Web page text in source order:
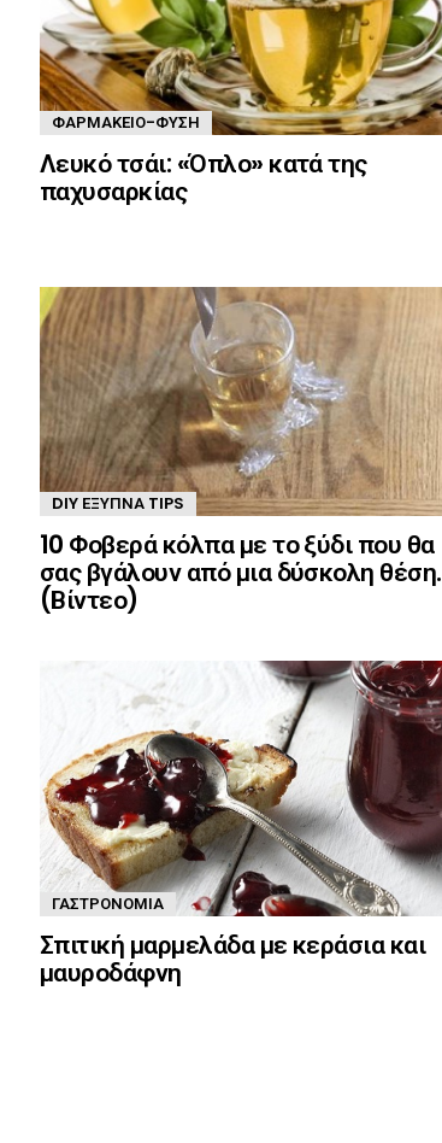
ΦΑΡΜΑΚΕΊΟ-ΦΎΣΗ
Λευκό τσάι: «Όπλο» κατά της
παχυσαρκίας
DIY ΈΞΥΠΝΑ TIPS
10 Φοβερά κόλπα με το ξύδι που θα
σας βγάλουν από μια δύσκολη θέση.
(Βίντεο)
ΓΑΣΤΡΟΝΟΜΊΑ
Σπιτική μαρμελάδα με κεράσια και
μαυροδάφνη